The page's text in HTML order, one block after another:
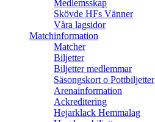
Medlemsskap
Skövde HFs Vänner
Våra lagsidor
Matchinformation
Matcher
Biljetter
Biljetter medlemmar
Säsongskort o Pottbiljetter
Arenainformation
Ackreditering
Hejarklack Hemmalag